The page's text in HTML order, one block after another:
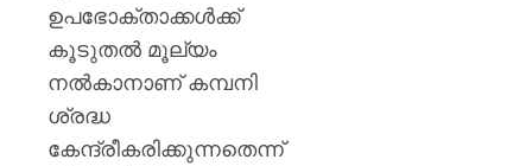
ഉപഭോക്താക്കള്‍ക്ക്
കൂടുതല്‍ മൂല്യം
നല്‍കാനാണ് കമ്പനി
ശ്രദ്ധ
കേന്ദ്രീകരിക്കുന്നതെന്ന്